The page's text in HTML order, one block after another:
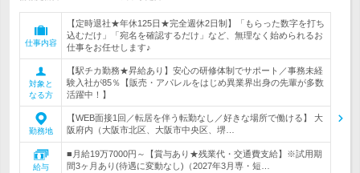
仕事内容
【定時退社★年休125日★完全週休2日制】「もらった数字を打ち
込むだけ」「宛名を確認するだけ」など、無理なく始められるお
仕事をお任せします♪
対象と
なる方
【駅チカ勤務★昇給あり】安心の研修体制でサポート／事務未経
験入社が85％【販売・アパレルをはじめ異業界出身の先輩が多数
活躍中！】
勤務地
【WEB面接1回／転居を伴う転勤なし／好きな場所で働ける】 大
阪府内（大阪市北区、大阪市中央区、堺…
給与
■月給19万7000円～【賞与あり★残業代・交通費支給】※試用期
間3ヶ月あり(待遇に変動なし)（2027年3月専・短…